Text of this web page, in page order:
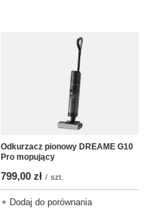
Odkurzacz pionowy DREAME G10
Pro mopujący
799,00 zł / szt.
+ Dodaj do porównania